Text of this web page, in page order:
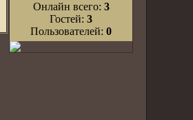
Онлайн всего: 3
Гостей: 3
Пользователей: 0